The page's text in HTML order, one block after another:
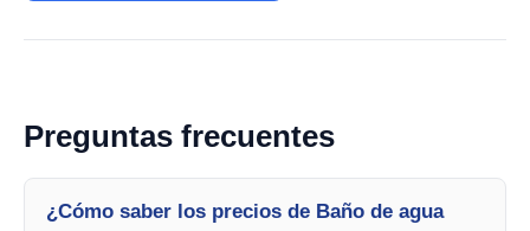
Preguntas frecuentes
¿Cómo saber los precios de Baño de agua